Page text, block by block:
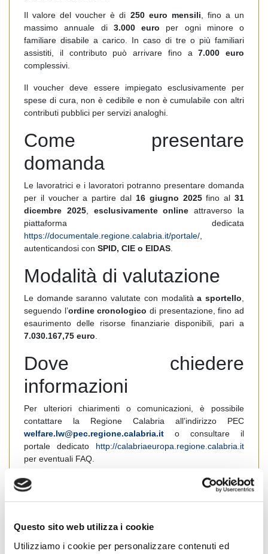
Questo sito web utilizza i cookie
Utilizziamo i cookie per personalizzare contenuti ed
Il valore del voucher è di 250 euro mensili, fino a un
massimo annuale di 3.000 euro per ogni minore o
familiare disabile a carico. In caso di tre o più familiari
assistiti, il contributo può arrivare fino a7.000 euro
complessivi.
Il voucher deve essere impiegato esclusivamente per
spese di cura, non è cedibile e non è cumulabile con altri
contributi pubblici per servizi analoghi.
Come presentare
domanda
Le lavoratrici e i lavoratori potranno presentare domanda
per il voucher a partire dal 16 giugno 2025fino al31
dicembre 2025, esclusivamente online attraverso la
piattaforma dedicata
https://documentale.regione.calabria.it/portale/,
autenticandosi con SPID, CIE o EIDAS.
Modalità di valutazione
Le domande saranno valutate con modalitàa sportello,
seguendo l’ordine cronologico di presentazione, fino ad
esaurimento delle risorse finanziarie disponibili, pari a
7.030.167,75 euro.
Dove chiedere
informazioni
Per ulteriori chiarimenti o comunicazioni, è possibile
contattare la Regione Calabria all’indirizzo PEC
welfare.lw@pec.regione.calabria.it o consultare il
portale dedicato http://calabriaeuropa.regione.calabria.it
per eventuali FAQ.
condividi